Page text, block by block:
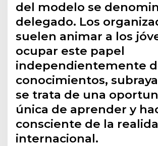
del modelo se
delegado. Los
suelen animar a los
ocupar este papel
independientemente
conocimientos,
se trata de una
única de aprender y
consciente de la
internacional.